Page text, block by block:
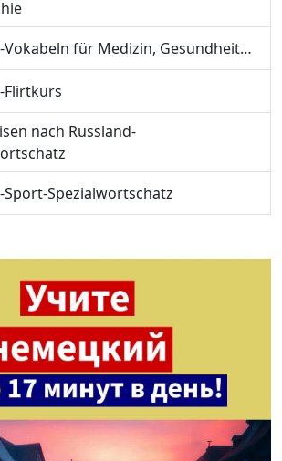
Vokabeln für Medizin, Gesundheit…
Flirtkurs
nach Russland-
Sport-Spezialwortschatz